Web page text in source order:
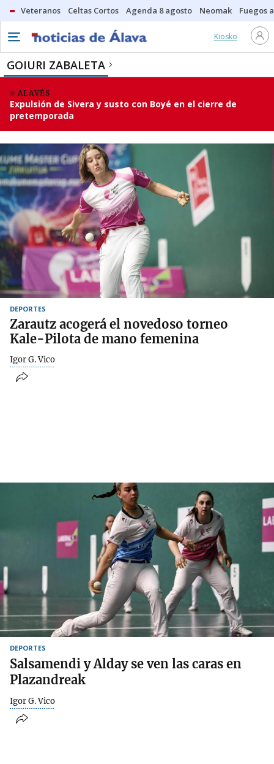
Veteranos Celtas Cortos Agenda 8 agosto Neomak Fuegos
Kiosko
GOIURI ZABALETA
ALAVÉS
Expulsión de Sivera y susto con Boyé en el cierre de
pretemporada
DEPORTES
Zarautz acogerá el novedoso torneo
Kale-Pilota de mano femenina
Igor G. Vico
DEPORTES
Salsamendi y Alday se ven las caras en
Plazandreak
Igor G. Vico